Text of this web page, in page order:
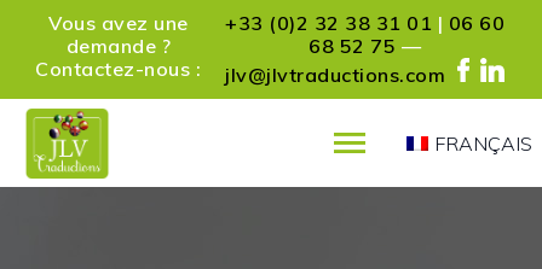
Vous avez une
demande ?
Contactez-nous :
+33 (0)2 32 38 31 01 | 06 60
68 52 75 —
jlv@jlvtraductions.com
FRANÇAIS
PRÉSENTATION